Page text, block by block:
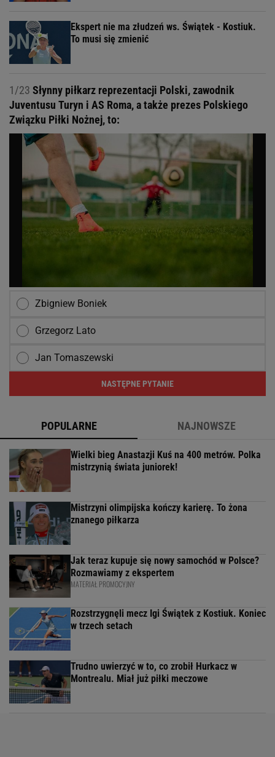
Ekspert nie ma złudzeń ws. Świątek - Kostiuk.
To musi się zmienić
1/23 Słynny piłkarz reprezentacji Polski, zawodnik
Juventusu Turyn i AS Roma, a także prezes Polskiego
Związku Piłki Nożnej, to:
Zbigniew Boniek
Grzegorz Lato
Jan Tomaszewski
NASTĘPNE PYTANIE
POPULARNE NAJNOWSZE
Wielki bieg Anastazji Kuś na 400 metrów. Polka
mistrzynią świata juniorek!
Mistrzyni olimpijska kończy karierę. To żona
znanego piłkarza
Jak teraz kupuje się nowy samochód w Polsce?
Rozmawiamy z ekspertem
MATERIAŁ PROMOCYJNY
Rozstrzygnęli mecz Igi Świątek z Kostiuk. Koniec
w trzech setach
Trudno uwierzyć w to, co zrobił Hurkacz w
Montrealu. Miał już piłki meczowe